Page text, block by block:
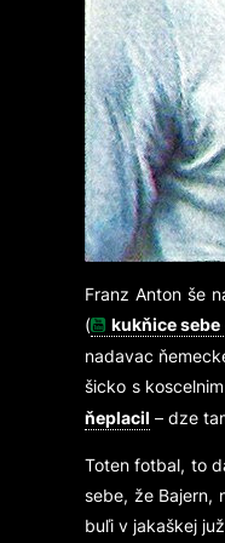
Franz Anton še
(
kukňice
nadavac
šicko s
ňeplacil – dze
Toten fotbal, to
sebe, že Bajern,
buľi v jakaškej